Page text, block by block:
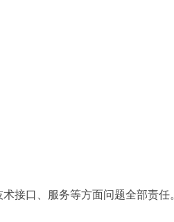
接口、服务等方面问题全部责任。